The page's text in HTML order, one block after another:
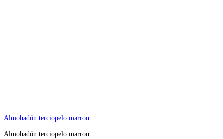
Almohadón terciopelo marron
Almohadón terciopelo marron